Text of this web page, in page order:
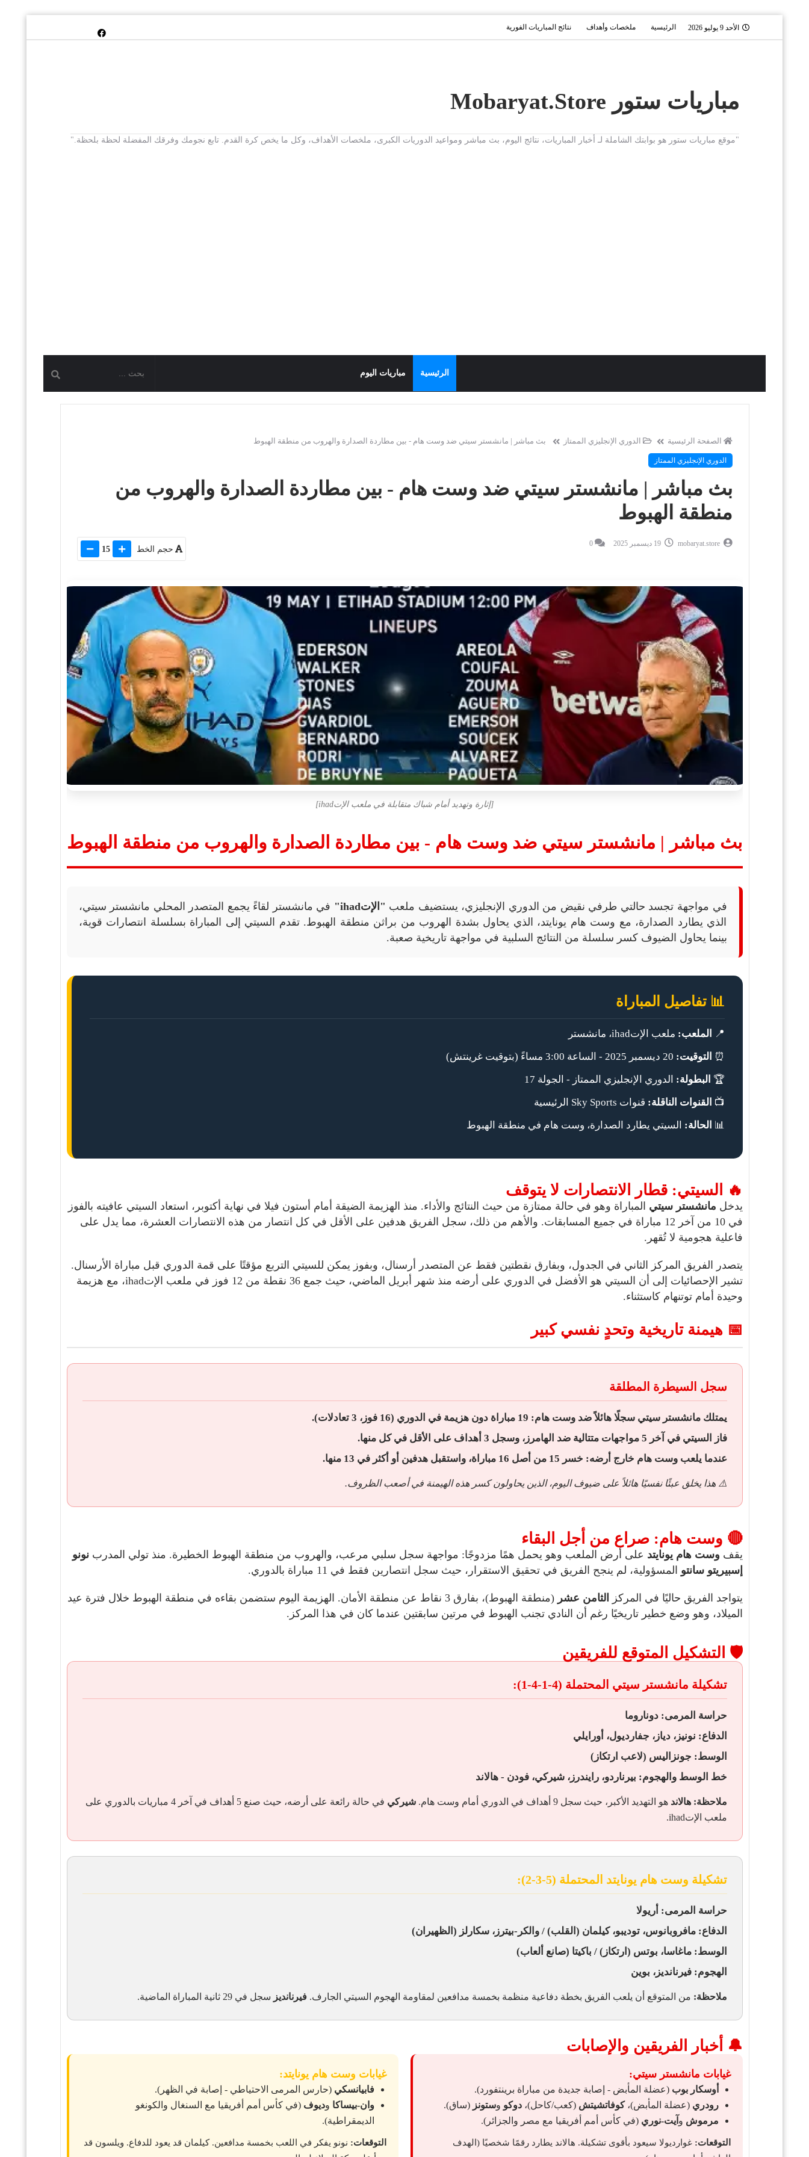
الأحد 9 يوليو 2026 الرئيسية ملخصات وأهداف نتائج المباريات الفورية
مباريات ستور Mobaryat.Store
"موقع مباريات ستور هو بوابتك الشاملة لـ أخبار المباريات، نتائج اليوم، بث مباشر ومواعيد الدوريات الكبرى، ملخصات الأهداف، وكل ما يخص كرة القدم. تابع نجومك وفرقك المفضلة لحظة بلحظة."
الرئيسية مباريات اليوم
الصفحة الرئيسية الدوري الإنجليزي الممتاز بث مباشر | مانشستر سيتي ضد وست هام - بين مطاردة الصدارة والهروب من منطقة الهبوط
الدوري الإنجليزي الممتاز
بث مباشر | مانشستر سيتي ضد وست هام - بين مطاردة الصدارة والهروب من
منطقة الهبوط
mobaryat.store 19 ديسمبر 2025 0
حجم الخط 15
[إثارة وتهديد أمام شباك متقابلة في ملعب الإتihad]
بث مباشر | مانشستر سيتي ضد وست هام - بين مطاردة الصدارة والهروب من منطقة الهبوط
في مواجهة تجسد حالتي طرفي نقيض من الدوري الإنجليزي، يستضيف ملعب "الإتihad"
في مانشستر لقاءً يجمع المتصدر المحلي مانشستر سيتي،
الذي يطارد الصدارة، مع وست هام يونايتد، الذي يحاول بشدة الهروب من براثن منطقة الهبوط. تقدم السيتي إلى المباراة بسلسلة انتصارات قوية،
بينما يحاول الضيوف كسر سلسلة من النتائج السلبية في مواجهة تاريخية صعبة.
📊 تفاصيل المباراة
📍 الملعب: ملعب الإتihad، مانشستر
⏰ التوقيت:
🏆 البطولة: الدوري الإنجليزي الممتاز - الجولة 17
📺 القنوات الناقلة: قنوات Sky Sports الرئيسية
📊 الحالة: السيتي يطارد الصدارة، وست هام في منطقة الهبوط
🔥 السيتي: قطار الانتصارات لا يتوقف
يدخل مانشستر سيتي المباراة وهو في حالة ممتازة من حيث النتائج والأداء. منذ الهزيمة الضيقة أمام أستون فيلا في نهاية أكتوبر، استعاد السيتي عافيته بالفوز
في 10 من آخر 12 مباراة في جميع المسابقات. والأهم من ذلك، سجل الفريق هدفين على الأقل في كل انتصار من هذه الانتصارات العشرة، مما يدل على
فاعلية هجومية لا تُقهر.
يتصدر الفريق المركز الثاني في الجدول، وبفارق نقطتين فقط عن المتصدر أرسنال، وبفوز يمكن للسيتي التربع مؤقتًا على قمة الدوري قبل مباراة الأرسنال.
تشير الإحصائيات إلى أن السيتي هو الأفضل في الدوري على أرضه منذ شهر أبريل الماضي، حيث جمع 36 نقطة من 12 فوز في ملعب الإتihad، مع هزيمة
وحيدة أمام توتنهام كاستثناء.
📅 هيمنة تاريخية وتحدٍ نفسي كبير
سجل السيطرة المطلقة
يمتلك مانشستر سيتي سجلًا هائلاً ضد وست هام: 19 مباراة دون هزيمة
في الدوري (16 فوز، 3 تعادلات).
فاز السيتي في آخر 5 مواجهات متتالية ضد الهامرز، وسجل 3 أهداف على الأقل في كل منها
.
عندما يلعب وست هام خارج أرضه: خسر 15 من أصل 16 مباراة، واستقبل هدفين أو أكثر في 13 منها.
⚠️ هذا يخلق عبئًا نفسيًا هائلاً على ضيوف اليوم، الذين يحاولون كسر هذه الهيمنة في أصعب الظروف.
🔴 وست هام: صراع من أجل البقاء
يقف وست هام يونايتد على أرض الملعب وهو يحمل همًا مزدوجًا: مواجهة سجل سلبي مرعب، والهروب من منطقة الهبوط الخطيرة. منذ تولي المدربنونو
إسبيريتو سانتو المسؤولية، لم ينجح الفريق في تحقيق الاستقرار، حيث سجل انتصارين فقط في 11 مباراة بالدوري.
يتواجد الفريق حاليًا في المركز الثامن عشر
(منطقة الهبوط)، بفارق 3 نقاط عن منطقة الأمان. الهزيمة اليوم ستضمن بقاءه في منطقة الهبوط خلال فترة عيد
الميلاد، وهو وضع خطير تاريخيًا رغم أن النادي تجنب الهبوط في مرتين سابقتين عندما كان في هذا المركز.
🛡️ التشكيل المتوقع للفريقين
تشكيلة مانشستر سيتي المحتملة (4-1-4-1):
حراسة المرمى:دوناروما
الدفاع: نونيز، دياز، جفارديول، أورايلي
الوسط: جونزاليس (لاعب ارتكاز)
خط الوسط والهجوم: بيرناردو، رايندرز، شيركي، فودن - هالاند
ملاحظة: هالاند هو التهديد الأكبر، حيث سجل 9 أهداف في الدوري أمام وست هام. شيركي
في حالة رائعة على أرضه، حيث صنع 5 أهداف في آخر 4 مباريات بالدوري على
ملعب الإتihad.
تشكيلة وست هام يونايتد المحتملة (5-3-2):
حراسة المرمى: أريولا
الدفاع:مافروبانوس، توديبو، كيلمان (القلب) /والكر-بيترز، سكارلز (الظهيران)
الوسط:ماغاسا، بوتس (ارتكاز) / باكيتا (صانع ألعاب)
الهجوم:فيرنانديز، بوين
ملاحظة: من المتوقع أن يلعب الفريق بخطة دفاعية منظمة بخمسة مدافعين لمقاومة الهجوم السيتي الجارف.فيرنانديز سجل في 29 ثانية المباراة الماضية.
🔔 أخبار الفريقين والإصابات
غيابات مانشستر سيتي:
أوسكار بوب (عضلة المأبض - إصابة جديدة من مباراة برينتفورد).
رودري (عضلة المأبض)،كوفاتشيتش (كعب/كاحل)،دوكو وستونز (ساق).
مرموش و آيت-نوري (في كأس أمم أفريقيا مع مصر والجزائر).
التوقعات: غوارديولا سيعود بأقوى تشكيلة. هالاند يطارد رقمًا شخصيًا (الهدف
غيابات وست هام يونايتد:
فابيانسكي (حارس المرمى الاحتياطي - إصابة في الظهر).
وان-بيساكا وديوف (في كأس أمم أفريقيا مع السنغال والكونغو
الديمقراطية).
التوقعات: نونو يفكر في اللعب بخمسة مدافعين. كيلمان قد يعود للدفاع. ويلسون قد